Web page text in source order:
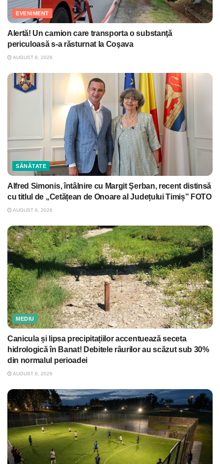
EVENIMENT
Alertă! Un camion care transporta o substanţă
periculoasă s-a răsturnat la Coşava
AUGUST 6, 2026
SĂNĂTATE
Alfred Simonis, întâlnire cu Margit Şerban, recent distinsă
cu titlul de „Cetățean de Onoare al Județului Timiș” FOTO
AUGUST 6, 2026
MEDIU
Canicula și lipsa precipitațiilor accentuează seceta
hidrologică în Banat! Debitele râurilor au scăzut sub 30%
din normalul perioadei
AUGUST 6, 2026